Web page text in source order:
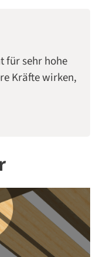
für sehr hohe
Kräfte wirken,